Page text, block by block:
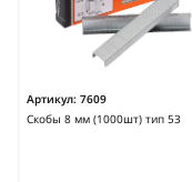
Артикул: 7609
Скобы 8 мм (1000шт) тип 53